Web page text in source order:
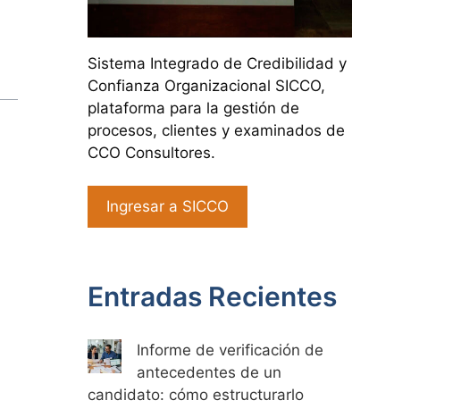
Sistema Integrado de Credibilidad y
Confianza Organizacional SICCO,
plataforma para la gestión de
procesos, clientes y examinados de
CCO Consultores.
Ingresar a SICCO
Entradas Recientes
Informe de verificación de
antecedentes de un
candidato: cómo estructurarlo